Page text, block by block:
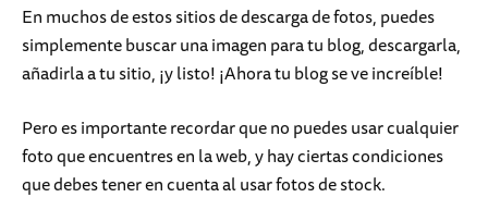
En muchos de estos sitios de descarga de fotos, puedes
simplemente buscar una imagen para tu blog, descargarla,
añadirla a tu sitio, ¡y listo! ¡Ahora tu blog se ve increíble!
Pero es importante recordar que no puedes usar cualquier
foto que encuentres en la web, y hay ciertas condiciones
que debes tener en cuenta al usar fotos de stock.